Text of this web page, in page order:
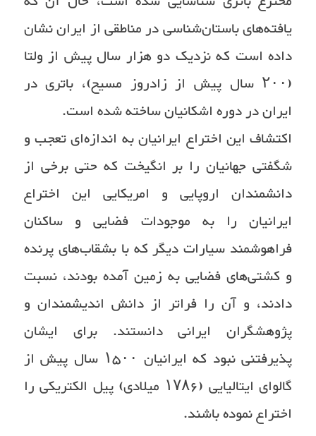
یافته‌های باستان‌شناسی در مناطقی از ایران نشان
داده‌ است که نزدیک دو هزار سال پیش از ولتا
(۲۰۰ سال پیش از زادروز مسیح)، باتری در
ایران در دوره اشکانیان ساخته شده‌ است.
اکتشاف این اختراع ایرانیان به اندازه‌ای تعجب و
شگفتی جهانیان را بر انگیخت که حتی برخی از
دانشمندان اروپایی و امریکایی این اختراع
ایرانیان را به موجودات فضایی و ساکنان
فراهوشمند سیارات دیگر که با بشقاب‌های پرنده
و کشتی‌های فضایی به زمین آمده‌ بودند، نسبت
دادند، و آن را فراتر از دانش اندیشمندان و
پژوهشگران ایرانی دانستند. برای ایشان
پذیرفتنی نبود که ایرانیان ۱۵۰۰ سال پیش از
گالوای ایتالیایی (۱۷۸۶ میلادی) پیل الکتریکی را
اختراع نموده باشند.